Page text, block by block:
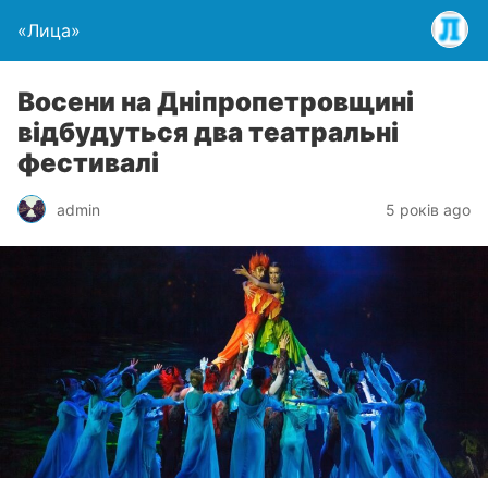
«Лица»
Восени на Дніпропетровщині
відбудуться два театральні
фестивалі
admin 5 років ago